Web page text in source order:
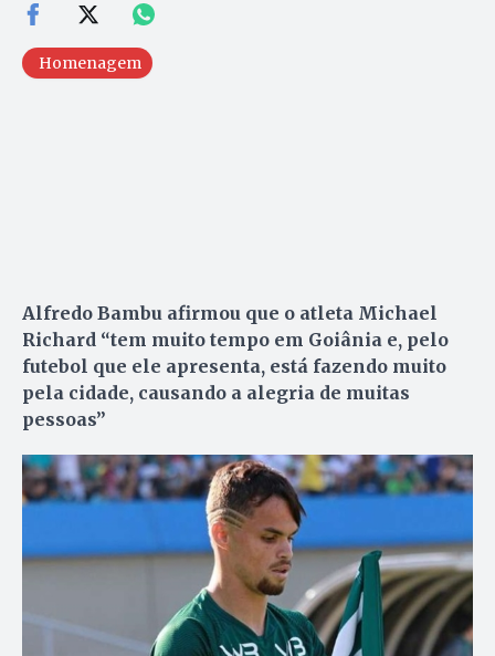
Homenagem
Alfredo Bambu afirmou que o atleta Michael
Richard “tem muito tempo em Goiânia e, pelo
futebol que ele apresenta, está fazendo muito
pela cidade, causando a alegria de muitas
pessoas”